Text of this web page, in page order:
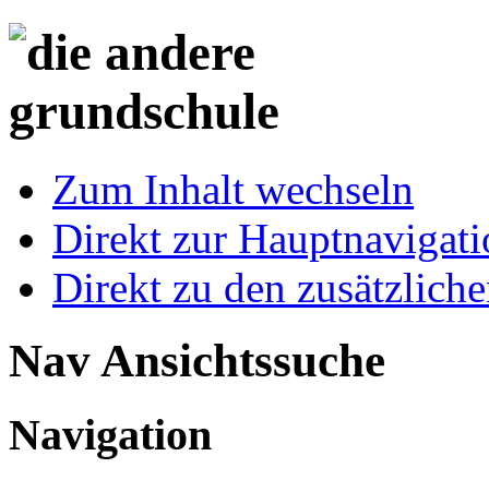
Zum Inhalt wechseln
Direkt zur
Direkt zu den
Nav Ansichtssuche
Navigation